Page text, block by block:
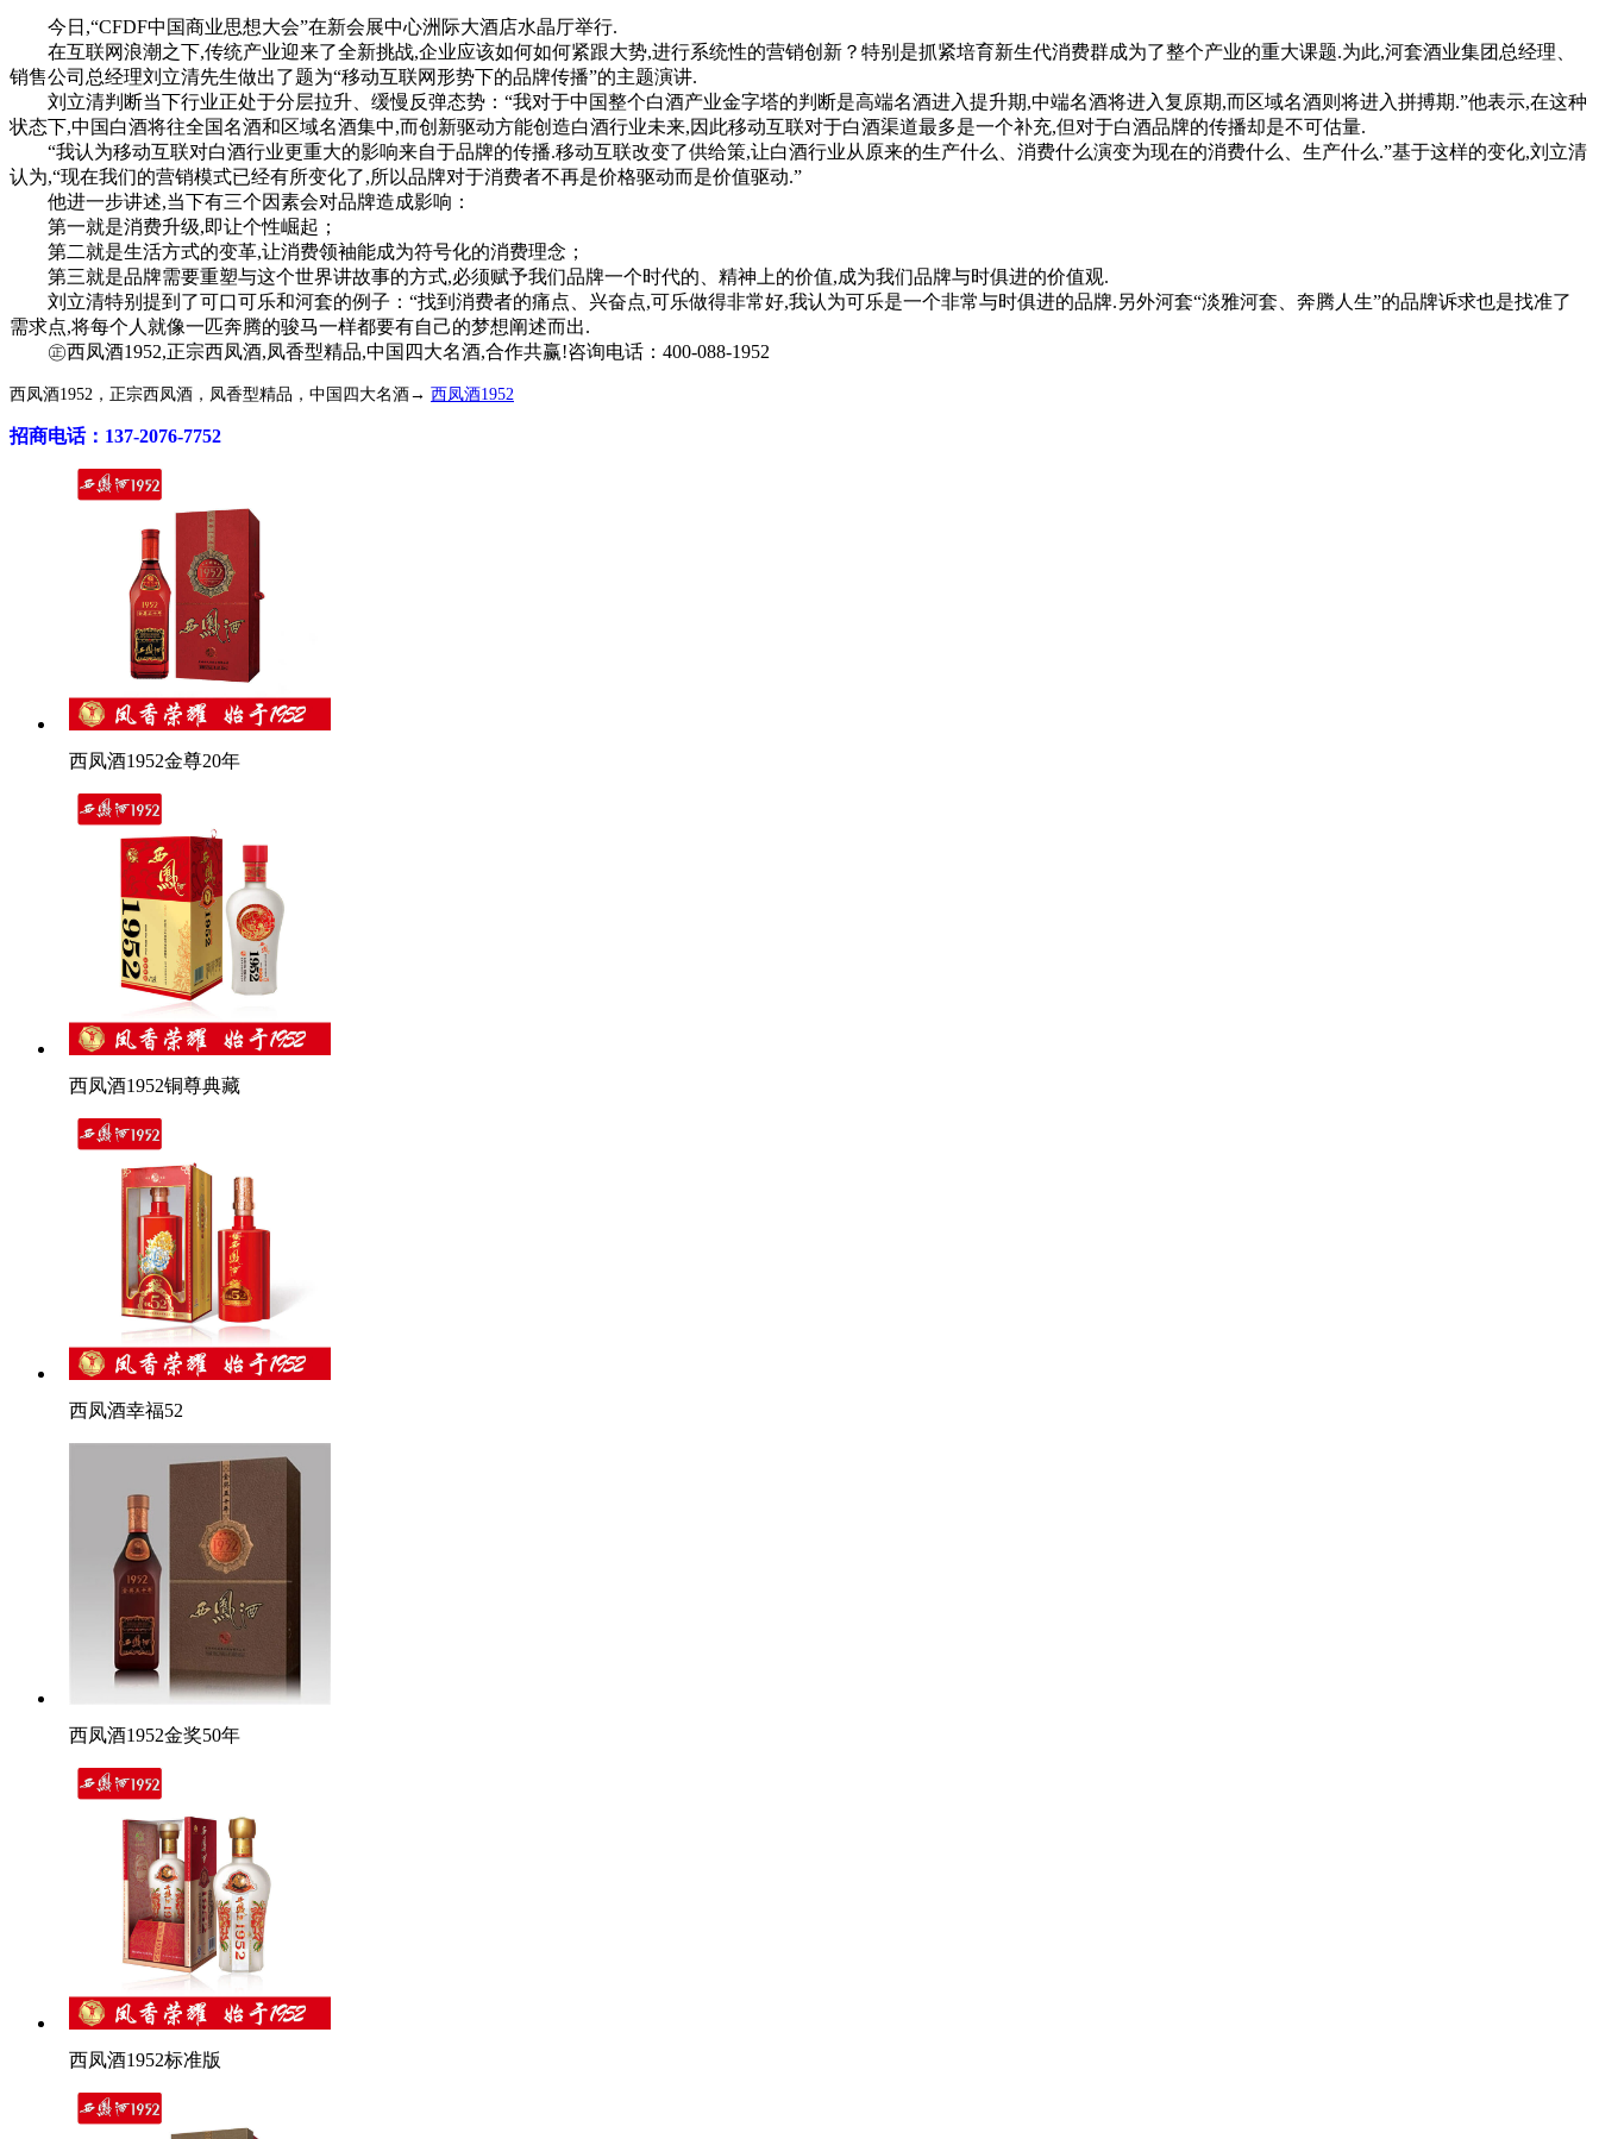
今日,“CFDF中国商业思想大会”在新会展中心洲际大酒店水晶厅举行.
在互联网浪潮之下,传统产业迎来了全新挑战,企业应该如何如何紧跟大势,进行系统性的营销创新？特别是抓紧培育新生代消费群成为了整个产业的重大课题.为此,河套酒业集团总经理、
销售公司总经理刘立清先生做出了题为“移动互联网形势下的品牌传播”的主题演讲.
刘立清判断当下行业正处于分层拉升、缓慢反弹态势：“我对于中国整个白酒产业金字塔的判断是高端名酒进入提升期,中端名酒将进入复原期,而区域名酒则将进入拼搏期.”他表示,在这种
状态下,中国白酒将往全国名酒和区域名酒集中,而创新驱动方能创造白酒行业未来,因此移动互联对于白酒渠道最多是一个补充,但对于白酒品牌的传播却是不可估量.
“我认为移动互联对白酒行业更重大的影响来自于品牌的传播.移动互联改变了供给策,让白酒行业从原来的生产什么、消费什么演变为现在的消费什么、生产什么.”基于这样的变化,刘立清
认为,“现在我们的营销模式已经有所变化了,所以品牌对于消费者不再是价格驱动而是价值驱动.”
他进一步讲述,当下有三个因素会对品牌造成影响：
第一就是消费升级,即让个性崛起；
第二就是生活方式的变革,让消费领袖能成为符号化的消费理念；
第三就是品牌需要重塑与这个世界讲故事的方式,必须赋予我们品牌一个时代的、精神上的价值,成为我们品牌与时俱进的价值观.
刘立清特别提到了可口可乐和河套的例子：“找到消费者的痛点、兴奋点,可乐做得非常好,我认为可乐是一个非常与时俱进的品牌.另外河套“淡雅河套、奔腾人生”的品牌诉求也是找准了
需求点,将每个人就像一匹奔腾的骏马一样都要有自己的梦想阐述而出.
㊣西凤酒1952,正宗西凤酒,凤香型精品,中国四大名酒,合作共赢!咨询电话：400-088-1952
西凤酒1952，正宗西凤酒，凤香型精品，中国四大名酒→ 西凤酒1952
招商电话：137-2076-7752
西凤酒1952金尊20年
西凤酒1952铜尊典藏
西凤酒幸福52
西凤酒1952金奖50年
西凤酒1952标准版